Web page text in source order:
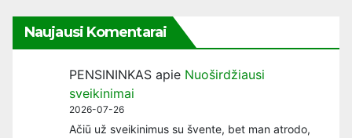
Naujausi Komentarai
PENSININKAS apie Nuoširdžiausi
sveikinimai
2026-07-26
Ačiū už sveikinimus su švente, bet man atrodo,